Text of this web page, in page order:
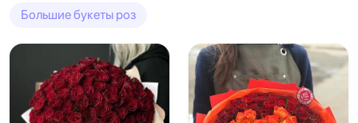
Большие букеты роз